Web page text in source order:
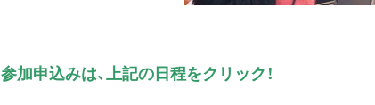
参加申込みは、上記の日程をクリック！